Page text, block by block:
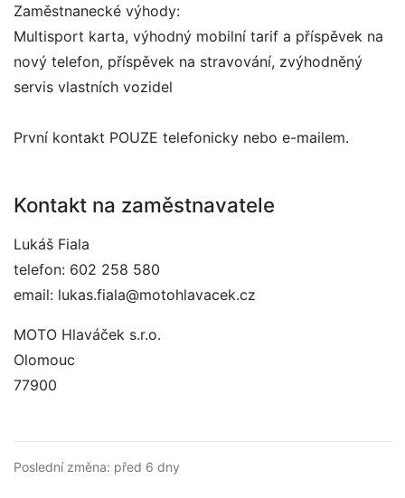
Zaměstnanecké výhody:
Multisport karta, výhodný mobilní tarif a příspěvek na
nový telefon, příspěvek na stravování, zvýhodněný
servis vlastních vozidel
První kontakt POUZE telefonicky nebo e-mailem.
Kontakt na zaměstnavatele
Lukáš Fiala
telefon: 602 258 580
email: lukas.fiala@motohlavacek.cz
MOTO Hlaváček s.r.o.
Olomouc
77900
Poslední změna: před 6 dny